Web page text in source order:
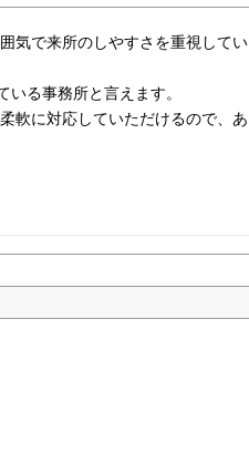
気で来所のしやすさを重視してい
る事務所と言えます。
軟に対応していただけるので、あ